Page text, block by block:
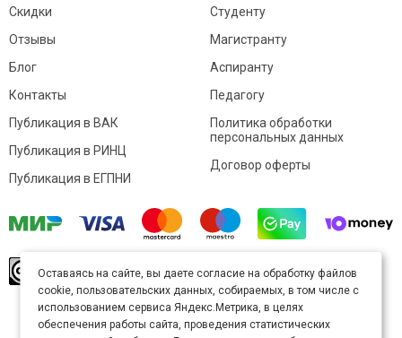
Скидки
Отзывы
Блог
Контакты
Студенту
Магистранту
Аспиранту
Педагогу
Публикация в ВАК
Публикация в РИНЦ
Публикация в ЕГПНИ
Политика обработки
персональных данных
Договор оферты
произведение доступно полицензии Creative
Commons «Attribution» («Атрибуция») 4.0
Непортированная.
Карта сайта
Оставаясь на сайте, вы даете согласие на обработку файлов
cookie, пользовательских данных, собираемых, в том числе с
использованием сервиса Яндекс.Метрика, в целях
обеспечения работы сайта, проведения статистических